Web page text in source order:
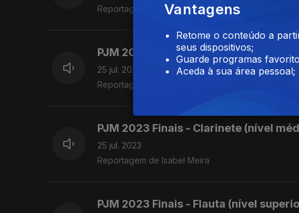
Reportagem de Isabel Meira
PJM 2023 Finais - Violino (nível
25 jul. 2023
Reportagem de Isabel Meira
PJM 2023 Finais - Clarinete (nível
25 jul. 2023
Reportagem de Isabel Meira
PJM 2023 Finais - Flauta (nível
Vantagens
Retome o conteúdo a
seus dispositivos;
Guarde programas
Aceda à sua área pessoal;